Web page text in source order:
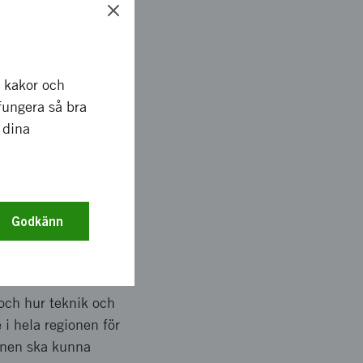
som erbjuder fler
tänkta
kan
hur teknik och
hela regionen för
ska kunna
och
så bra
Godkänn